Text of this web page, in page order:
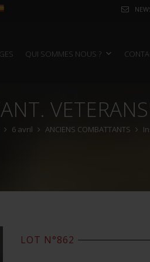
QUI SOMMES NOUS ?
6 avril ANCIENS COMBATTANTS
LOT N°862